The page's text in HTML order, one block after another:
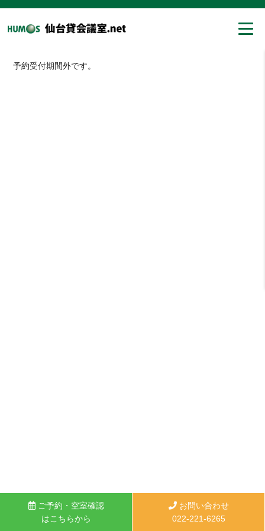
ご予約・空室確認
はこちらから
お問い合わせ
022-221-6265
予約受付期間外です。